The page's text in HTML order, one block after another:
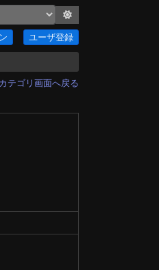
ユーザ登録
カテゴリ画面へ戻る